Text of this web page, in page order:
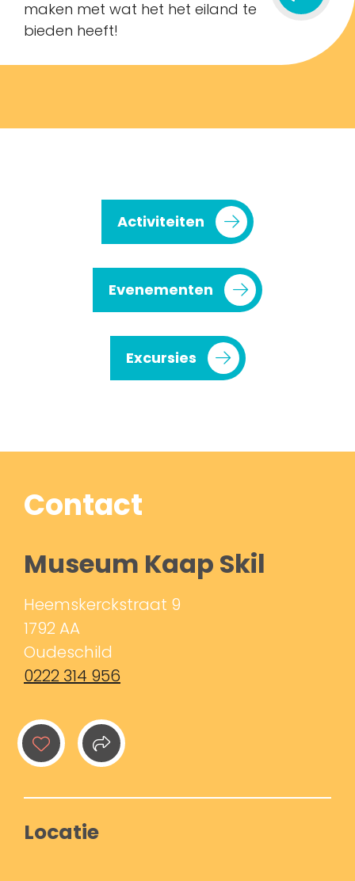
maken met wat het het eiland te
bieden heeft!
Activiteiten
Evenementen
Excursies
Contact
Museum Kaap Skil
Heemskerckstraat 9
1792 AA
Oudeschild
0222 314 956
Locatie